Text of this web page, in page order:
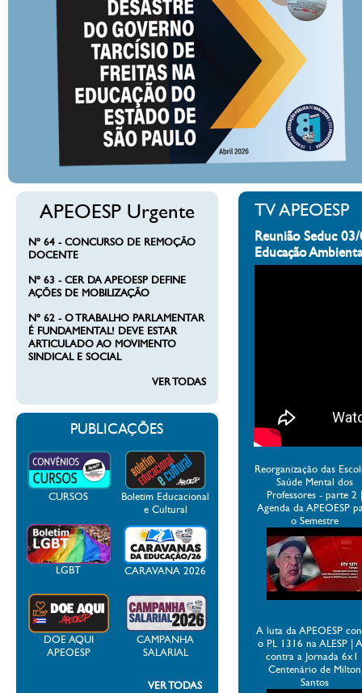
APEOESP Urgente
Nº 64 - CONCURSO DE REMOÇÃO
DOCENTE
Nº 63 - CER DA APEOESP DEFINE
AÇÕES DE MOBILIZAÇÃO
Nº 62 - O TRABALHO PARLAMENTAR
É FUNDAMENTAL! DEVE ESTAR
ARTICULADO AO MOVIMENTO
SINDICAL E SOCIAL
VER TODAS
PUBLICAÇÕES
CURSOS
Boletim Educacional
e Cultural
LGBT CARAVANA 2026
DOE AQUI
APEOESP
CAMPANHA
SALARIAL
VER TODAS
TV APEOESP
Reunião Seduc
Educação
Reorganização das
Saúde Mental dos
Professores - parte 2
Agenda da APEOESP
o Semestre
A luta da APEOESP
o PL 1316 na ALESP |
contra a Jornada 6x1
Centenário de Milton
Santos